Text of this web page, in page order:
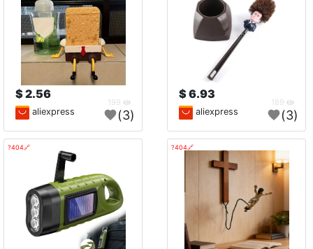
6.93 $
aliexpress (3)
2.56 $
aliexpress (3)
🔗404?
🔗404?